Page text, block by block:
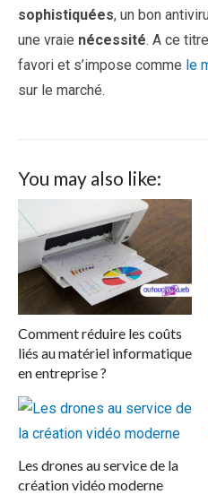
sophistiquées, un bon
une vraie nécessité. A ce
favori et s’impose comme le
sur le marché.
You may also like:
Comment réduire les coûts
liés au matériel informatique
en entreprise ?
Les drones au service de la
création vidéo moderne